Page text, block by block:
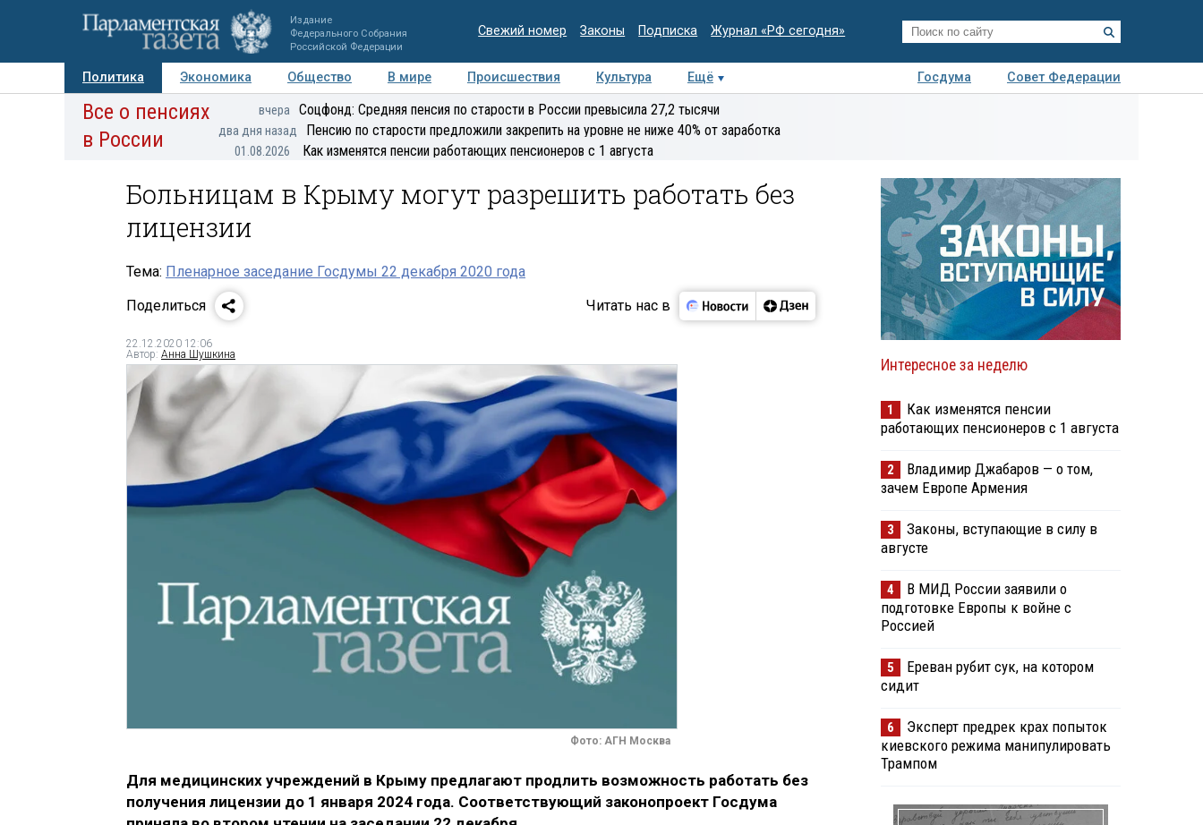
Издание
Федерального Собрания
Российской Федерации
Свежий номер Законы Подписка Журнал «РФ сегодня»
Политика Экономика Общество В мире Происшествия Культура Ещё Госдума
Совет Федерации
Авторы Персоны Мнения Регионы Медиацентр Интервью Колумнисты
экспертиза
Все о пенсиях
в России
вчера Соцфонд: Средняя пенсия по старости в России превысила 27,2 тысячи
два дня назад Пенсию по старости предложили закрепить на уровне не ниже 40% от заработка
01.08.2026 Как изменятся пенсии работающих пенсионеров с 1 августа
Больницам в Крыму могут разрешить работать без
лицензии
Тема: Пленарное заседание Госдумы 22 декабря 2020 года
Поделиться
Читать нас в
22.12.2020 12:06
Автор: Анна Шушкина
Фото: АГН Москва
Для медицинских учреждений в Крыму предлагают продлить возможность работать без
получения лицензии до 1 января 2024 года. Соответствующий законопроект Госдума
Интересное за неделю
1
Как изменятся пенсии
работающих пенсионеров с 1 августа
2
Владимир Джабаров — о том,
зачем Европе Армения
3
Законы, вступающие в силу в
августе
4
В МИД России заявили о
подготовке Европы к войне с
Россией
5
Ереван рубит сук, на котором
сидит
6
Эксперт предрек крах попыток
киевского режима манипулировать
Трампом